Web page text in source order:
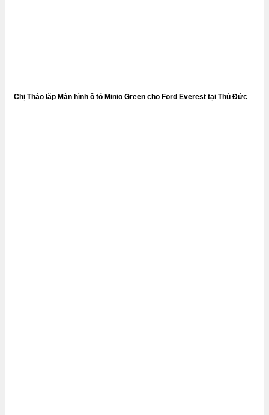
Chị Thảo lắp Màn hình ô tô Minio Green cho Ford Everest tại Thủ Đức